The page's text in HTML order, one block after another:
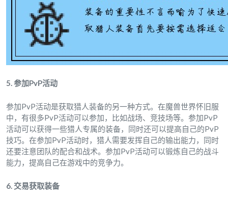
5. 参加PvP活动
参加PvP活动是获取猎人装备的另一种方式。在魔兽世界怀旧服
中，有很多PvP活动可以参加，比如战场、竞技场等。参加PvP
活动可以获得一些猎人专属的装备，同时还可以提高自己的PvP
技巧。在参加PvP活动时，猎人需要发挥自己的输出能力，同时
还要注意团队的配合和战术。参加PvP活动可以锻炼自己的战斗
能力，提高自己在游戏中的竞争力。
6. 交易获取装备